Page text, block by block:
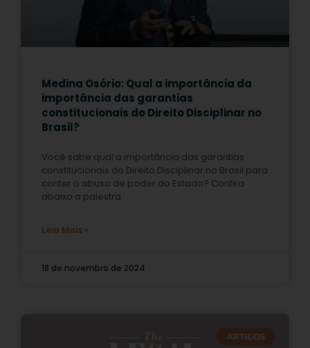
Medina Osório: Qual a importância da
importância das garantias
constitucionais do Direito Disciplinar no
Brasil?
Você sabe qual a importância das garantias
constitucionais do Direito Disciplinar no Brasil para
conter o abuso de poder do Estado? Confira
abaixo a palestra
Leia Mais »
18 de novembro de 2024
ARTIGOS